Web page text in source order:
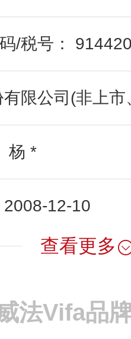
/税号：
限公司(非上
杨 *
12-10
查看更多
法Vifa品